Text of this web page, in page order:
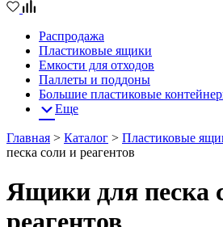
Распродажа
Пластиковые ящики
Емкости для отходов
Паллеты и поддоны
Большие пластиковые
Еще
Главная > Каталог > Пластиковые
песка соли и реагентов
Ящики для песка